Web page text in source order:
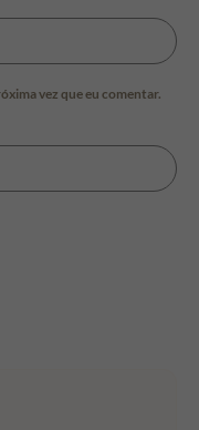
vez que eu comentar.